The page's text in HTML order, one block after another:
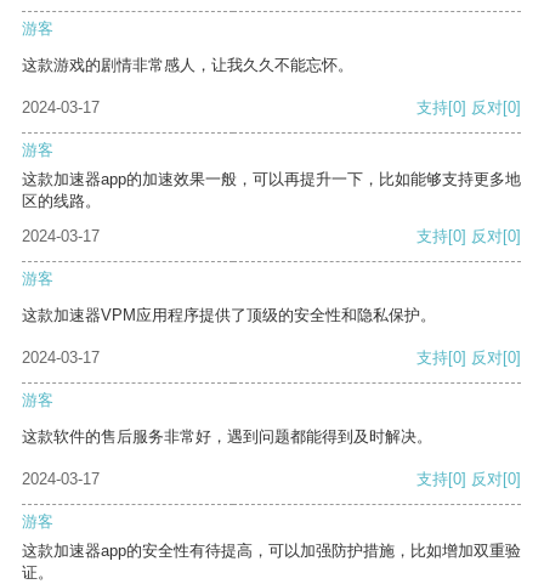
游客
这款游戏的剧情非常感人，让我久久不能忘怀。
2024-03-17 支持[0] 反对[0]
游客
这款加速器app的加速效果一般，可以再提升一下，比如能够支持更多地
区的线路。
2024-03-17
支持[0] 反对[0]
游客
这款加速器VPM应用程序提供了顶级的安全性和隐私保护。
2024-03-17 支持[0] 反对[0]
游客
这款软件的售后服务非常好，遇到问题都能得到及时解决。
2024-03-17 支持[0] 反对[0]
游客
这款加速器app的安全性有待提高，可以加强防护措施，比如增加双重验
证。